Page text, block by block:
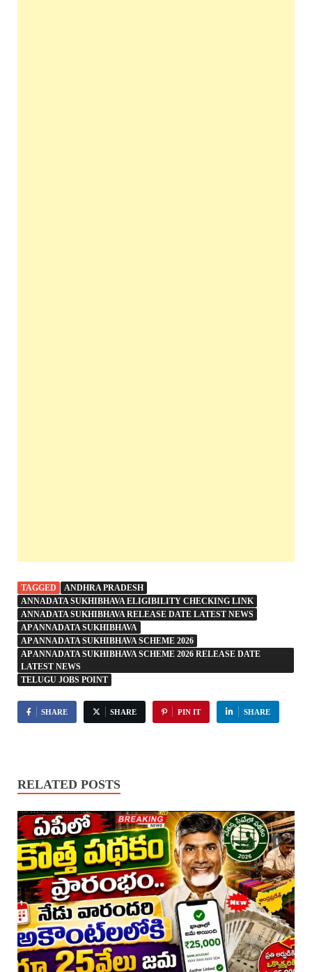
TAGGED
ANDHRA PRADESH
ANNADATA SUKHIBHAVA ELIGIBILITY CHECKING LINK
ANNADATA SUKHIBHAVA RELEASE DATE LATEST NEWS
AP ANNADATA SUKHIBHAVA
AP ANNADATA SUKHIBHAVA SCHEME 2026
AP ANNADATA SUKHIBHAVA SCHEME 2026 RELEASE DATE
LATEST NEWS
TELUGU JOBS POINT
SHARE SHARE PIN IT SHARE
RELATED POSTS